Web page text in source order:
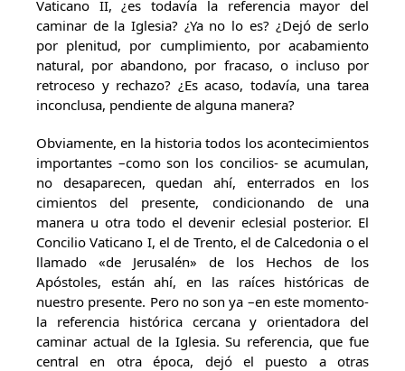
Vaticano II, ¿es todavía la referencia mayor del
caminar de la Iglesia? ¿Ya no lo es? ¿Dejó de serlo
por plenitud, por cumplimiento, por acabamiento
natural, por abandono, por fracaso, o incluso por
retroceso y rechazo? ¿Es acaso, todavía, una tarea
inconclusa, pendiente de alguna manera?
Obviamente, en la historia todos los acontecimientos
importantes –como son los concilios- se acumulan,
no desaparecen, quedan ahí, enterrados en los
cimientos del presente, condicionando de una
manera u otra todo el devenir eclesial posterior. El
Concilio Vaticano I, el de Trento, el de Calcedonia o el
llamado «de Jerusalén» de los Hechos de los
Apóstoles, están ahí, en las raíces históricas de
nuestro presente. Pero no son ya –en este momento-
la referencia histórica cercana y orientadora del
caminar actual de la Iglesia. Su referencia, que fue
central en otra época, dejó el puesto a otras